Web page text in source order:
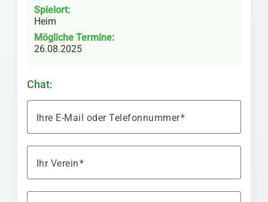
Spielort:
Heim
Mögliche Termine:
26.08.2025
Chat:
Ihre E-Mail oder Telefonnummer
Ihr Verein